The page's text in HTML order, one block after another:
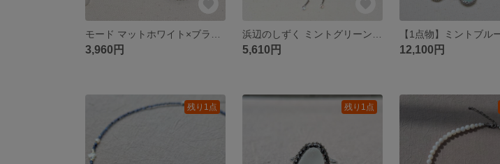
3,960円 5,610円 12,100円
残り1点 残り1点